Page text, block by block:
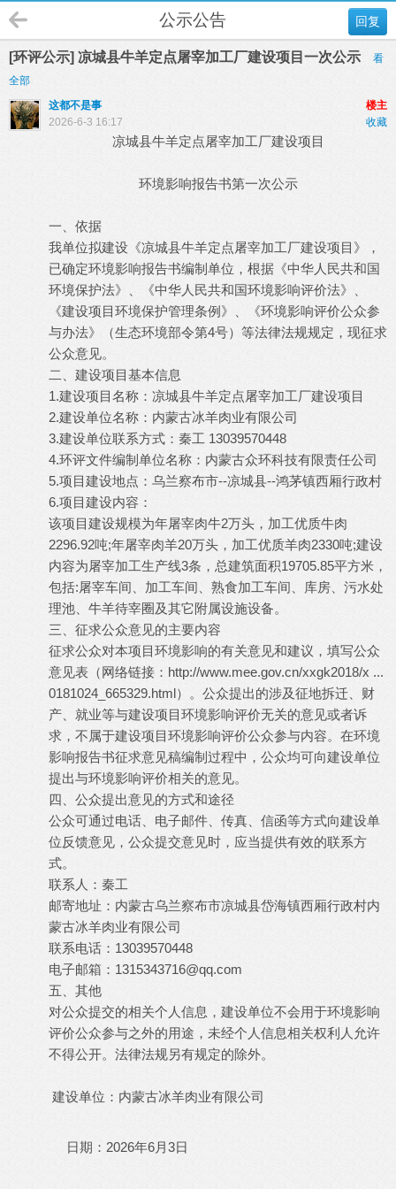
回复
公示公告
[环评公示] 凉城县牛羊定点屠宰加工厂建设项目一次公示
看
全部
楼主
这都不是事
收藏
2026-6-3 16:17
凉城县牛羊定点屠宰加工厂建设项目
环境影响报告书第一次公示
一、依据
我单位拟建设《凉城县牛羊定点屠宰加工厂建设项目》，
已确定环境影响报告书编制单位，根据《中华人民共和国
环境保护法》、《中华人民共和国环境影响评价法》、
《建设项目环境保护管理条例》、《环境影响评价公众参
与办法》（生态环境部令第4号）等法律法规规定，现征求
公众意见。
二、建设项目基本信息
1.建设项目名称：凉城县牛羊定点屠宰加工厂建设项目
2.建设单位名称：内蒙古冰羊肉业有限公司
3.建设单位联系方式：秦工 13039570448
4.环评文件编制单位名称：内蒙古众环科技有限责任公司
5.项目建设地点：乌兰察布市--凉城县--鸿茅镇西厢行政村
6.项目建设内容：
该项目建设规模为年屠宰肉牛2万头，加工优质牛肉
2296.92吨;年屠宰肉羊20万头，加工优质羊肉2330吨;建设
内容为屠宰加工生产线3条，总建筑面积19705.85平方米，
包括:屠宰车间、加工车间、熟食加工车间、库房、污水处
理池、牛羊待宰圈及其它附属设施设备。
三、征求公众意见的主要内容
征求公众对本项目环境影响的有关意见和建议，填写公众
意见表（网络链接： http://www.mee.gov.cn/xxgk2018/x ...
0181024_665329.html）。公众提出的涉及征地拆迁、财
产、就业等与建设项目环境影响评价无关的意见或者诉
求，不属于建设项目环境影响评价公众参与内容。在环境
影响报告书征求意见稿编制过程中，公众均可向建设单位
提出与环境影响评价相关的意见。
四、公众提出意见的方式和途径
公众可通过电话、电子邮件、传真、信函等方式向建设单
位反馈意见，公众提交意见时，应当提供有效的联系方
式。
联系人：秦工
邮寄地址：内蒙古乌兰察布市凉城县岱海镇西厢行政村内
蒙古冰羊肉业有限公司
联系电话：13039570448
电子邮箱： 1315343716@qq.com
五、其他
对公众提交的相关个人信息，建设单位不会用于环境影响
评价公众参与之外的用途，未经个人信息相关权利人允许
不得公开。法律法规另有规定的除外。
建设单位：内蒙古冰羊肉业有限公司
日期：2026年6月3日